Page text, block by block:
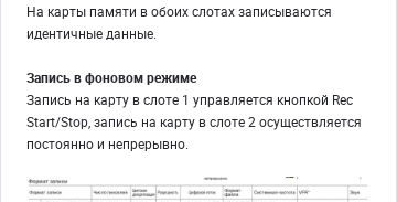
На карты памяти в обоих слотах записываются
идентичные данные.
Запись в фоновом режиме
Запись на карту в слоте 1 управляется кнопкой Rec
Start/Stop, запись на карту в слоте 2 осуществляется
постоянно и непрерывно.